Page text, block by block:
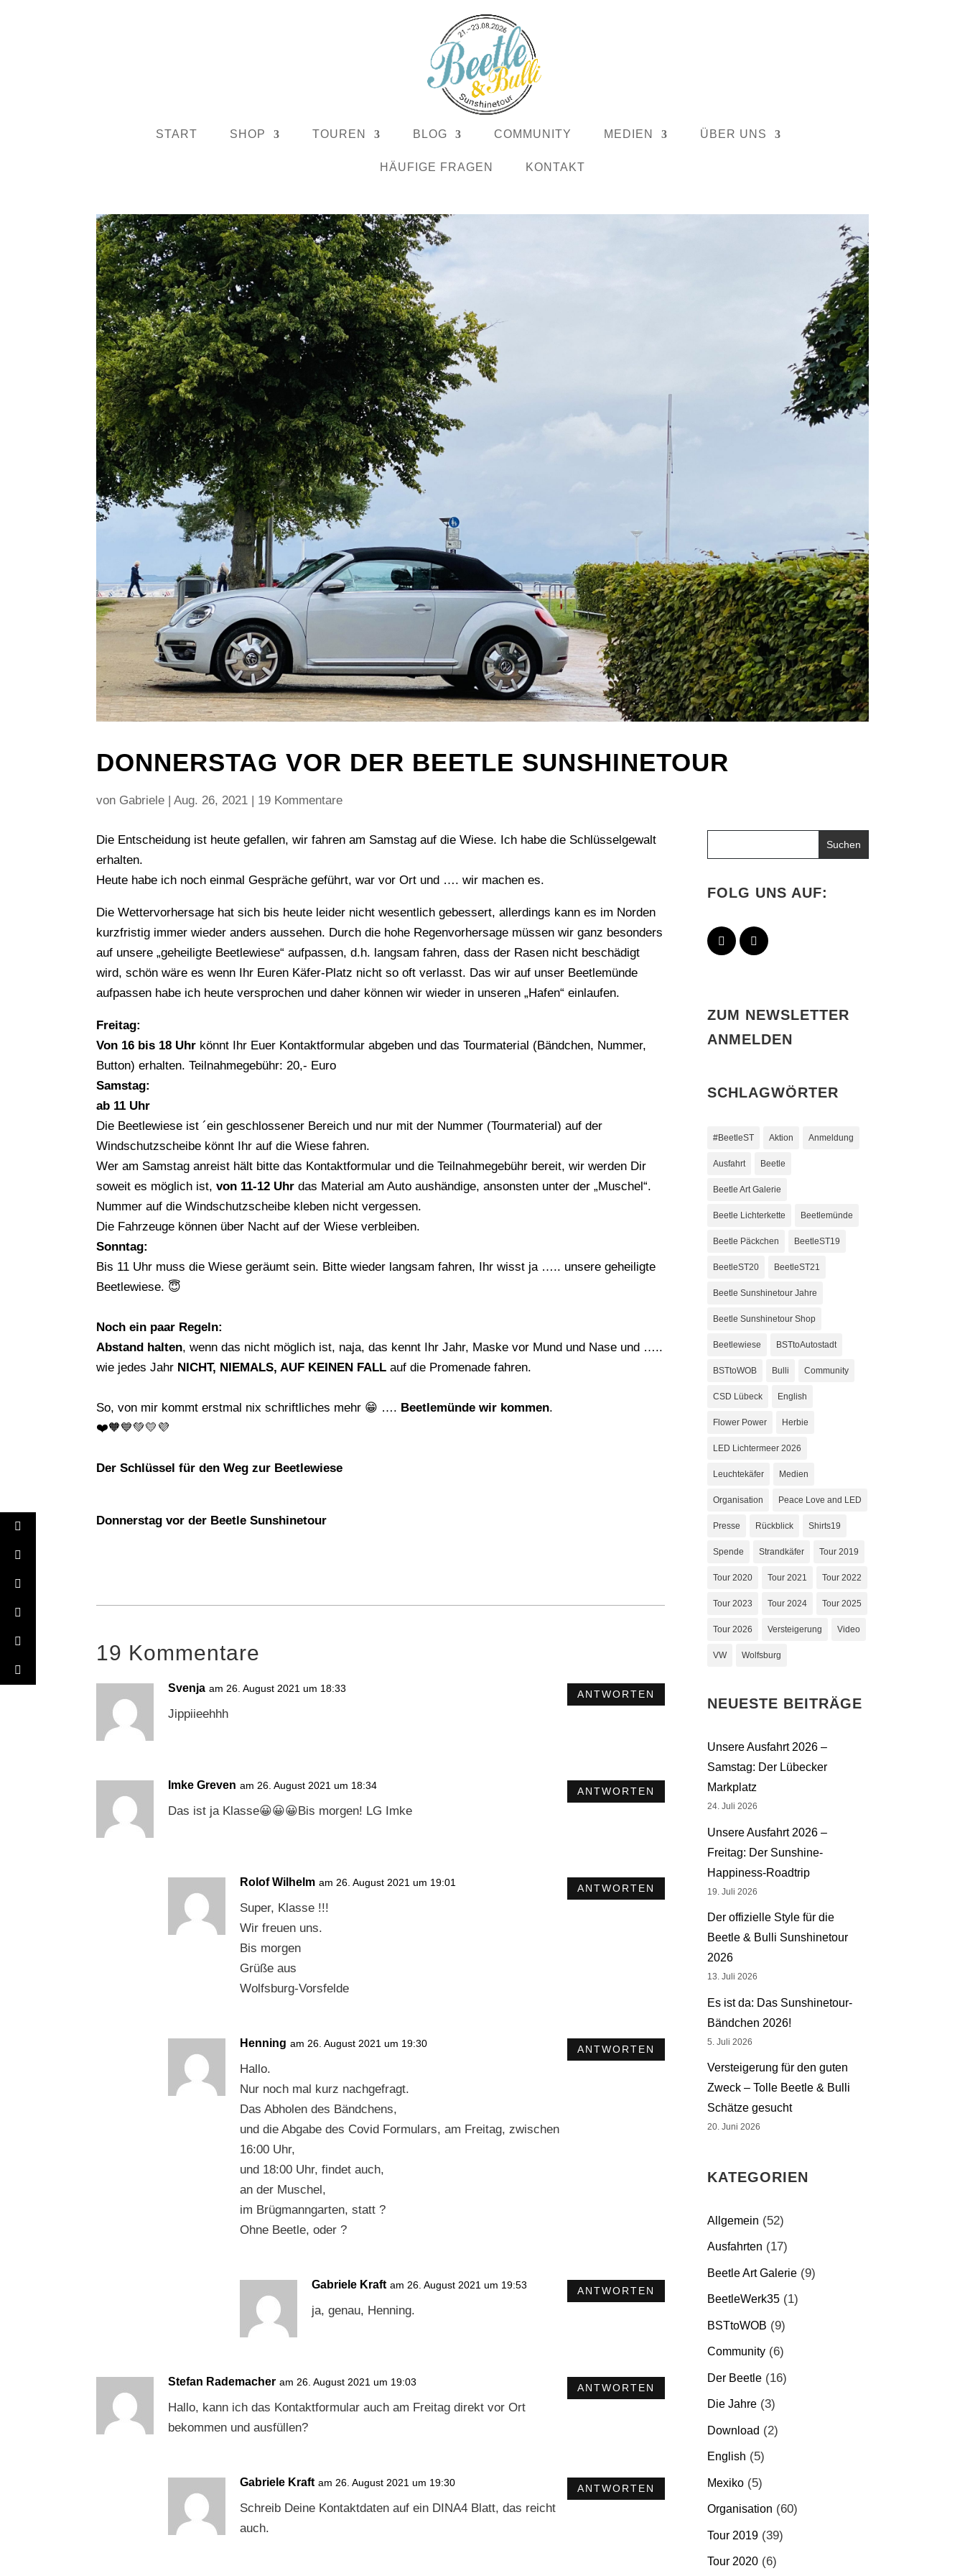
START SHOP TOUREN BLOG COMMUNITY MEDIEN ÜBER UNS
HÄUFIGE FRAGEN KONTAKT
DONNERSTAG VOR DER BEETLE SUNSHINETOUR
von Gabriele |Aug. 26, 2021 | 19 Kommentare
Die Entscheidung ist heute gefallen, wir fahren am Samstag auf die Wiese. Ich habe die Schlüsselgewalt
erhalten.
Heute habe ich noch einmal Gespräche geführt, war vor Ort und …. wir machen es.
Die Wettervorhersage hat sich bis heute leider nicht wesentlich gebessert, allerdings kann es im Norden
kurzfristig immer wieder anders aussehen. Durch die hohe Regenvorhersage müssen wir ganz besonders
auf unsere „geheiligte Beetlewiese“ aufpassen, d.h. langsam fahren, dass der Rasen nicht beschädigt
wird, schön wäre es wenn Ihr Euren Käfer-Platz nicht so oft verlasst. Das wir auf unser Beetlemünde
aufpassen habe ich heute versprochen und daher können wir wieder in unseren „Hafen“ einlaufen.
Freitag:
Von 16 bis 18 Uhr könnt Ihr Euer Kontaktformular abgeben und das Tourmaterial (Bändchen, Nummer,
Button) erhalten. Teilnahmegebühr: 20,- Euro
Samstag:
ab 11 Uhr
Die Beetlewiese ist ´ein geschlossener Bereich und nur mit der Nummer (Tourmaterial) auf der
Windschutzscheibe könnt Ihr auf die Wiese fahren.
Wer am Samstag anreist hält bitte das Kontaktformular und die Teilnahmegebühr bereit, wir werden Dir
soweit es möglich ist,von 11-12 Uhrdas Material am Auto aushändige, ansonsten unter der „Muschel“.
Nummer auf die Windschutzscheibe kleben nicht vergessen.
Die Fahrzeuge können über Nacht auf der Wiese verbleiben.
Sonntag:
Bis 11 Uhr muss die Wiese geräumt sein. Bitte wieder langsam fahren, Ihr wisst ja ….. unsere geheiligte
Beetlewiese. 😇
Noch ein paar Regeln:
Abstand halten, wenn das nicht möglich ist, naja, das kennt Ihr Jahr, Maske vor Mund und Nase und …..
wie jedes Jahr NICHT, NIEMALS, AUF KEINEN FALLauf die Promenade fahren.
So, von mir kommt erstmal nix schriftliches mehr 😁 …. Beetlemünde wir kommen.
❤️🧡💙💚💛💜
Der Schlüssel für den Weg zur Beetlewiese
Donnerstag vor der Beetle Sunshinetour
19 Kommentare
Svenja am 26. August 2021 um 18:33
Jippiieehhh
ANTWORTEN
Imke Greven am 26. August 2021 um 18:34
Das ist ja Klasse😀😀😀Bis morgen! LG Imke
ANTWORTEN
Rolof Wilhelm am 26. August 2021 um 19:01
Super, Klasse !!!
Wir freuen uns.
Bis morgen
Grüße aus
Wolfsburg-Vorsfelde
ANTWORTEN
Henning am 26. August 2021 um 19:30
Hallo.
Nur noch mal kurz nachgefragt.
Das Abholen des Bändchens,
und die Abgabe des Covid Formulars, am Freitag, zwischen
16:00 Uhr,
und 18:00 Uhr, findet auch,
an der Muschel,
im Brügmanngarten, statt ?
Ohne Beetle, oder ?
ANTWORTEN
Gabriele Kraft am 26. August 2021 um 19:53
ja, genau, Henning.
ANTWORTEN
Stefan Rademacher am 26. August 2021 um 19:03
Hallo, kann ich das Kontaktformular auch am Freitag direkt vor Ort
bekommen und ausfüllen?
ANTWORTEN
Gabriele Kraft am 26. August 2021 um 19:30
Schreib Deine Kontaktdaten auf ein DINA4 Blatt, das reicht
auch.
ANTWORTEN
FOLG UNS AUF:
ZUM NEWSLETTER
ANMELDEN
SCHLAGWÖRTER
#BeetleST Aktion Anmeldung
Ausfahrt Beetle
Beetle Art Galerie
Beetle Lichterkette Beetlemünde
Beetle Päckchen BeetleST19
BeetleST20 BeetleST21
Beetle Sunshinetour Jahre
Beetle Sunshinetour Shop
Beetlewiese BSTtoAutostadt
BSTtoWOB Bulli Community
CSD Lübeck English
Flower Power Herbie
LED Lichtermeer 2026
Leuchtekäfer Medien
Organisation Peace Love and LED
Presse Rückblick Shirts19
Spende Strandkäfer Tour 2019
Tour 2020 Tour 2021 Tour 2022
Tour 2023 Tour 2024 Tour 2025
Tour 2026 Versteigerung Video
VW Wolfsburg
NEUESTE BEITRÄGE
Unsere Ausfahrt 2026 –
Samstag: Der Lübecker
Markplatz
24. Juli 2026
Unsere Ausfahrt 2026 –
Freitag: Der Sunshine-
Happiness-Roadtrip
19. Juli 2026
Der offizielle Style für die
Beetle & Bulli Sunshinetour
2026
13. Juli 2026
Es ist da: Das Sunshinetour-
Bändchen 2026!
5. Juli 2026
Versteigerung für den guten
Zweck – Tolle Beetle & Bulli
Schätze gesucht
20. Juni 2026
KATEGORIEN
Allgemein (52)
Ausfahrten (17)
Beetle Art Galerie (9)
BeetleWerk35 (1)
BSTtoWOB (9)
Community (6)
Der Beetle (16)
Die Jahre (3)
Download (2)
English (5)
Mexiko (5)
Organisation (60)
Tour 2019 (39)
Tour 2020 (6)